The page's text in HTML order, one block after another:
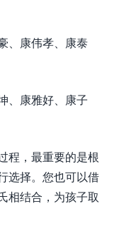
、康伟孝、康泰
、康雅好、康子
程，最重要的是根
选择。您也可以借
相结合，为孩子取